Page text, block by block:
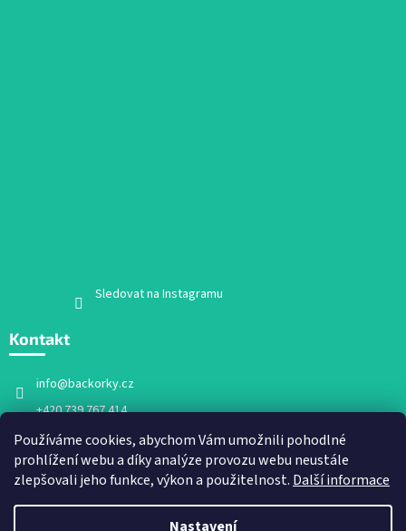
Používáme cookies, abychom Vám umožnili pohodlné
prohlížení webu a díky analýze provozu webu neustále
zlepšovali jeho funkce, výkon a použitelnost. Další informace
Nastavení
Sledovat na Instagramu
Kontakt
info@backorky.cz
+420 739 767 414
Facebook
backorky.cz